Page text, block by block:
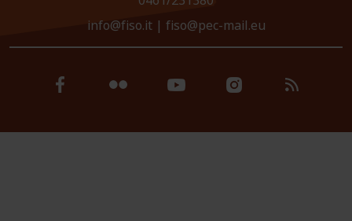
info@fiso.it| fiso@pec-mail.eu